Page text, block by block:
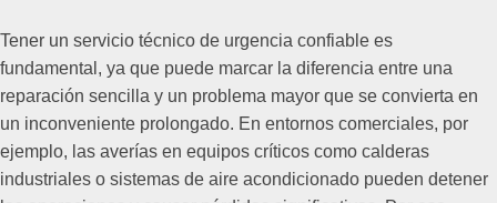
Tener un servicio técnico de urgencia confiable es
fundamental, ya que puede marcar la diferencia entre una
reparación sencilla y un problema mayor que se convierta en
un inconveniente prolongado. En entornos comerciales, por
ejemplo, las averías en equipos críticos como calderas
industriales o sistemas de aire acondicionado pueden detener